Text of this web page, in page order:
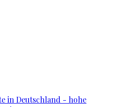
in Deutschland - hohe